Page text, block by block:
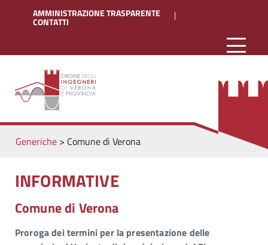
AMMINISTRAZIONE TRASPARENTE
CONTATTI
Generiche> Comune di Verona
INFORMATIVE
Comune di Verona
Proroga dei termini per la presentazione delle